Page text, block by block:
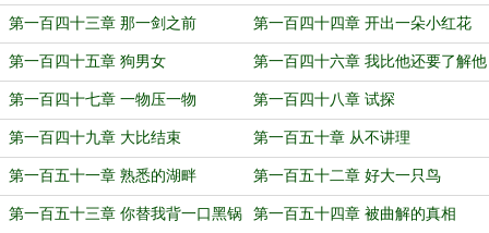
第一百四十三章 那一剑之前 第一百四十四章 开出一朵小红花
第一百四十五章 狗男女 第一百四十六章 我比他还要了解他
第一百四十七章 一物压一物 第一百四十八章 试探
第一百四十九章 大比结束 第一百五十章 从不讲理
第一百五十一章 熟悉的湖畔 第一百五十二章 好大一只鸟
第一百五十三章 你替我背一口黑锅 第一百五十四章 被曲解的真相